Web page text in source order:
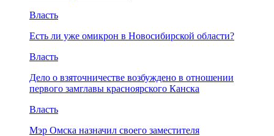
Власть
Есть ли уже омикрон в Новосибирской области?
Власть
Дело о взяточничестве возбуждено в отношении
первого замглавы красноярского Канска
Власть
Мэр Омска назначил своего заместителя